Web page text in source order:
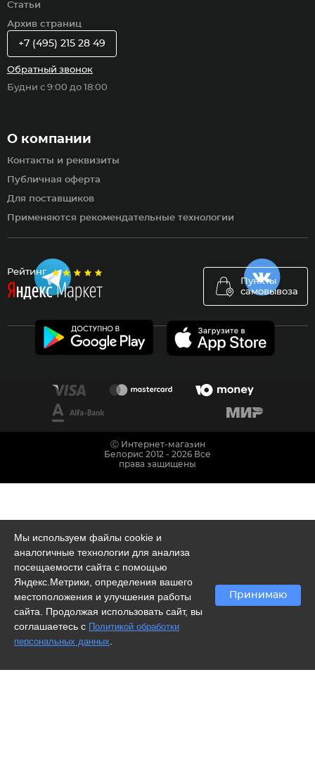
Рейтинг
Пункты
самовывоза
Статьи
Архив страниц
О компании
Контакты и реквизиты
Публичная оферта
Для поставщиков
Применяются рекомендательные технологии
+7 (495) 215 28 49
Обратный звонок
Будни с 9:00 до 18:00
Мы используем файлы cookie и
аналогичные технологии для анализа
посещаемости сайта с помощью
Яндекс.Метрики, определения вашего
местоположения и улучшения работы
сайта. Продолжая использовать сайт, вы
соглашаетесь с Политикой обработки
персональных данных
Принимаю
Ⓒ Интернет-магазин
Белорис 2012 - 2026 Все
права защищены